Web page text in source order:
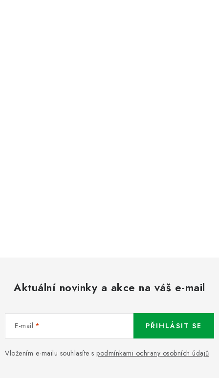
Aktuální novinky a akce na váš e-mail
E-mail
Vložením e-mailu souhlasíte s podmínkami ochrany osobních údajů
PŘIHLÁSIT SE